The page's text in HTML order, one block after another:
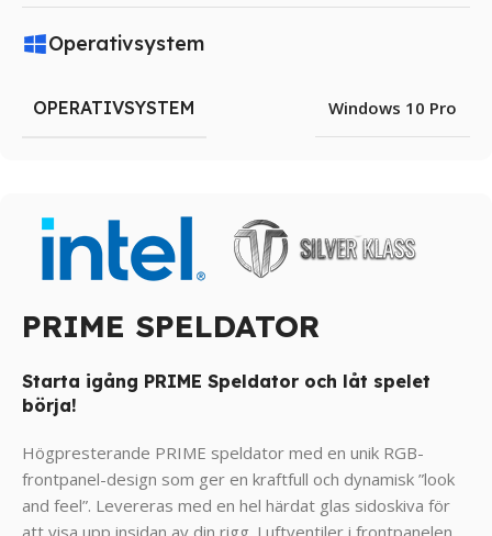
PRIME SPELDATOR
Starta igång PRIME Speldator och låt spelet
börja!
Högpresterande PRIME speldator med en unik RGB-
frontpanel-design som ger en kraftfull och dynamisk ”look
and feel”. Levereras med en hel härdat glas sidoskiva för
Operativsystem
OPERATIVSYSTEM Windows 10 Pro